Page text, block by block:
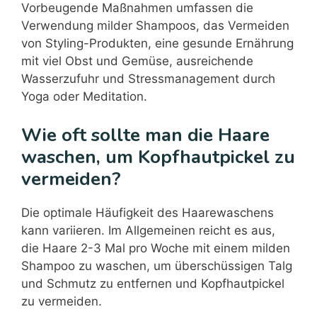
Vorbeugende Maßnahmen umfassen die
Verwendung milder Shampoos, das Vermeiden
von Styling-Produkten, eine gesunde Ernährung
mit viel Obst und Gemüse, ausreichende
Wasserzufuhr und Stressmanagement durch
Yoga oder Meditation.
Wie oft sollte man die Haare
waschen, um Kopfhautpickel zu
vermeiden?
Die optimale Häufigkeit des Haarewaschens
kann variieren. Im Allgemeinen reicht es aus,
die Haare 2-3 Mal pro Woche mit einem milden
Shampoo zu waschen, um überschüssigen Talg
und Schmutz zu entfernen und Kopfhautpickel
zu vermeiden.